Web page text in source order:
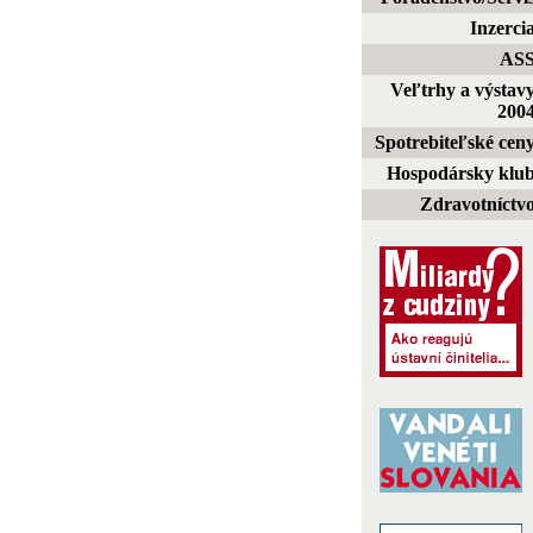
Inzercia
Veľtrhy a
Spotrebiteľské
Hospodársky